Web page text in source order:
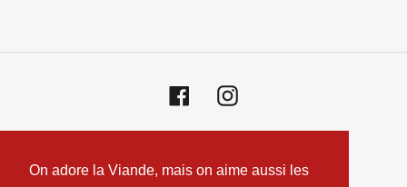
On adore la Viande, mais on aime aussi les
FacebookInstagram
de